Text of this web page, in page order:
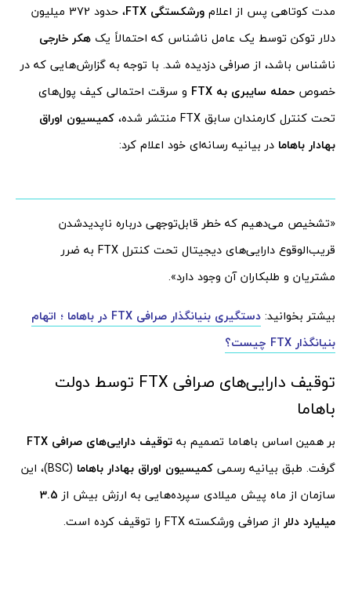
مدت کوتاهی پس از اعلام ورشکستگی FTX
، حدود 372 میلیون
دلار توکن توسط یک عامل ناشناس که احتمالاً یک هکر خارجی
ناشناس باشد، از صرافی دزدیده شد. با توجه به گزارش‌هایی که در
خصوص حمله سایبری به FTX
و سرقت احتمالی کیف پول‌های
تحت کنترل کارمندان سابق FTX منتشر شده،
کمیسیون اوراق
بهادار باهاما در بیانیه رسانه‌ای خود اعلام کرد:
«تشخیص می‌دهیم که خطر قابل‌توجهی درباره ناپدیدشدن
قریب‌الوقوع دارایی‌های دیجیتال تحت کنترل FTX به ضرر
مشتریان و طلبکاران آن وجود دارد».
بیشتر بخوانید:
دستگیری بنیانگذار صرافی FTX در باهاما ؛ اتهام
بنیانگذار FTX چیست؟
توقیف دارایی‌های صرافی FTX توسط دولت
باهاما
بر همین اساس باهاما تصمیم به توقیف دارایی‌های صرافی FTX
گرفت. طبق بیانیه رسمی کمیسیون اوراق بهادار باهاما
(BSC)، این
سازمان از ماه پیش میلادی سپرده‌هایی به ارزش بیش از 3.5
میلیارد دلار از صرافی ورشکسته FTX را توقیف کرده است.